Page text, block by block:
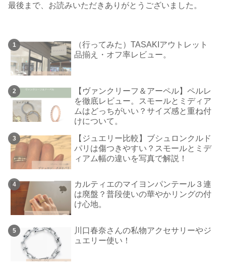
最後まで、お読みいただきありがとうございました。
（行ってみた）TASAKIアウトレット
品揃え・オフ率レビュー。
【ヴァンクリーフ＆アーペル】ペルレ
を徹底レビュー。スモールとミディア
ムはどっちがいい？サイズ感と重ね付
けについて。
【ジュエリー比較】ブシュロンクルド
パリは傷つきやすい？スモールとミデ
ィアム幅の違いを写真で解説！
カルティエのマイヨンパンテール３連
は廃盤？普段使いの華やかリングの付
け心地。
川口春奈さんの私物アクセサリーやジ
ュエリー使い！